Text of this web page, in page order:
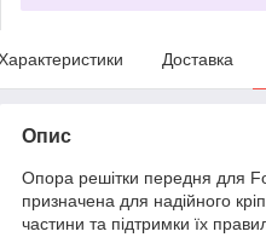
Доставка
Опис
Опора решітки передня для
призначена для надійного
частини та підтримки їх